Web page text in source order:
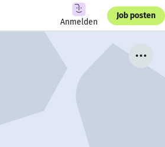
Anmelden
Job posten